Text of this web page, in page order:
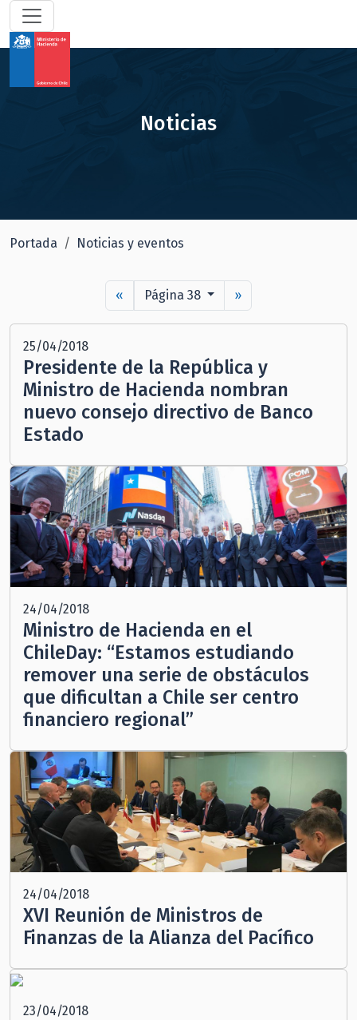
Noticias
Portada Noticias y eventos
« Página 38 »
25/04/2018
Presidente de la República y
Ministro de Hacienda nombran
nuevo consejo directivo de Banco
Estado
24/04/2018
Ministro de Hacienda en el
ChileDay: “Estamos estudiando
remover una serie de obstáculos
que dificultan a Chile ser centro
financiero regional”
24/04/2018
XVI Reunión de Ministros de
Finanzas de la Alianza del Pacífico
23/04/2018